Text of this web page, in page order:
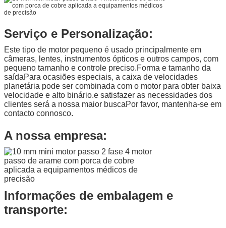
Serviço e Personalização:
Este tipo de motor pequeno é usado principalmente em
câmeras, lentes, instrumentos ópticos e outros campos, com
pequeno tamanho e controle preciso.Forma e tamanho da
saídaPara ocasiões especiais, a caixa de velocidades
planetária pode ser combinada com o motor para obter baixa
velocidade e alto binário.e satisfazer as necessidades dos
clientes será a nossa maior buscaPor favor, mantenha-se em
contacto connosco.
A nossa empresa:
Informações de embalagem e
transporte: